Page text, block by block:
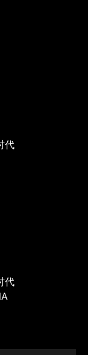
代
代